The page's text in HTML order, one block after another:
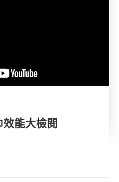
能大檢閱